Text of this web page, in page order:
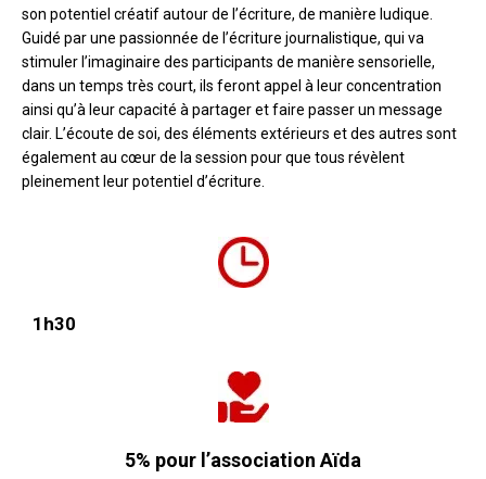
son potentiel créatif autour de l’écriture, de manière ludique.
Guidé par une passionnée de l’écriture journalistique, qui va
stimuler l’imaginaire des participants de manière sensorielle,
dans un temps très court, ils feront appel à leur concentration
ainsi qu’à leur capacité à partager et faire passer un message
clair. L’écoute de soi, des éléments extérieurs et des autres sont
également au cœur de la session pour que tous révèlent
pleinement leur potentiel d’écriture.
1h30
5% pour l’association Aïda